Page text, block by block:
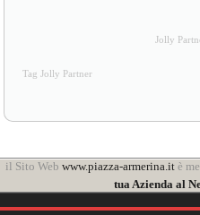
Jolly
Tag Jolly Partner
il Sito Web www.piazza-armerina.itè
tua Azienda al